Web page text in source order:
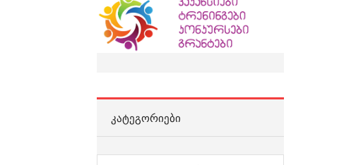
ᲙᲐᲢᲔᲒᲝᲠᲘᲔᲑᲘ
კატეგორიები